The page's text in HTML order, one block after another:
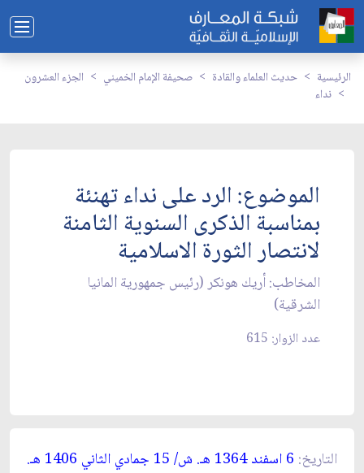
الرئيسية حديث العلماء والقادة صحيفة الإمام الخميني
الجزء العشرون
نداء
الموضوع: الرد على نداء تهنئة
بمناسبة الذكرى السنوية الثامنة
لانتصار الثورة الاسلامية
المخاطب: أريك هونكر (رئيس جمهورية المانيا
الشرقية)
عدد الزوار: 615
التاريخ:
6 اسفند 1364 هـ. ش/ 15 جمادي الثاني 1406 هـ.